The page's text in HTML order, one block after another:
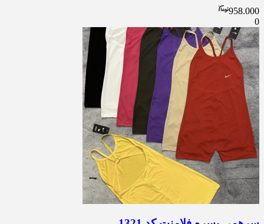
958.000
0